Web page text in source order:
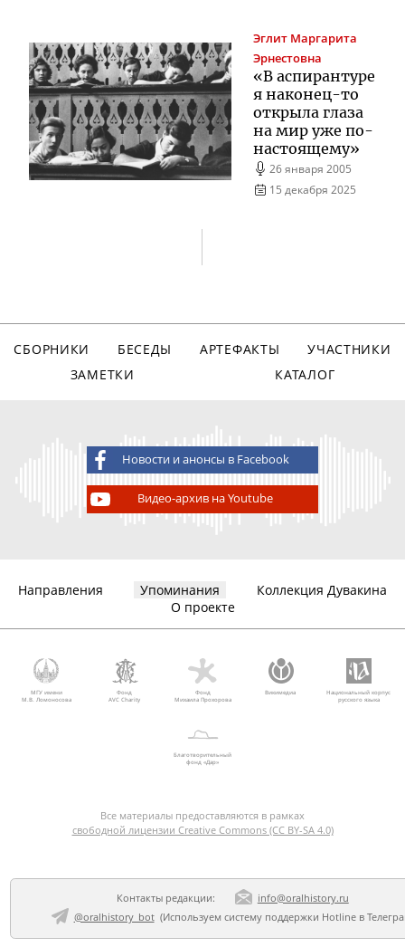
Эглит Маргарита
Эрнестовна
«В аспирантуре
я наконец-то
открыла глаза
на мир уже по-
настоящему»
26 января 2005
15 декабря 2025
СБОРНИКИ БЕСЕДЫ АРТЕФАКТЫ
УЧАСТНИКИ
ЗАМЕТКИ
КАТАЛОГ
Новости и анонсы в Facebook
Видео-архив на Youtube
Направления Упоминания
Коллекция Дувакина
О проекте
МГУ имени
М.В. Ломоносова
Фонд
AVC Charity
Фонд
Михаила Прохорова
Викимедиа
Национальный корпус
русского языка
Благотворительный
фонд «Дар»
Все материалы предоставляются в рамках
свободной лицензии Creative Commons (CC BY-SA 4.0)
Контакты редакции:
info@oralhistory.ru
@oralhistory_bot(Используем систему поддержки Hotline в